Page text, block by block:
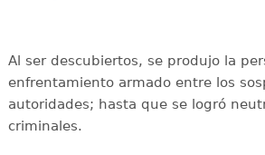
Al ser descubiertos, se produjo la
enfrentamiento armado entre los
autoridades; hasta que se logró
criminales.